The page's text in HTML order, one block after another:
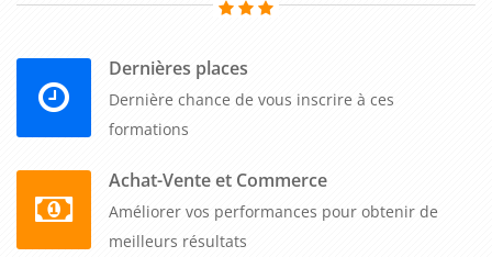
Dernières places
Dernière chance de vous inscrire à ces
formations
Achat-Vente et Commerce
Améliorer vos performances pour obtenir de
meilleurs résultats